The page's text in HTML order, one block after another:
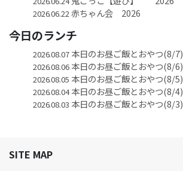
2026.06.22赤ちゃん会 2026
今日のランチ
2026.08.07本日のお昼ご飯とおやつ(8/7)
2026.08.06本日のお昼ご飯とおやつ(8/6)
2026.08.05 本日のお昼ご飯とおやつ(8/5)
2026.08.04本日のお昼ご飯とおやつ(8/4)
2026.08.03 本日のお昼ご飯とおやつ(8/3)
SITE MAP